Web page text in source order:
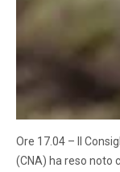
Ore 17.04 – Il
(CNA) ha reso noto